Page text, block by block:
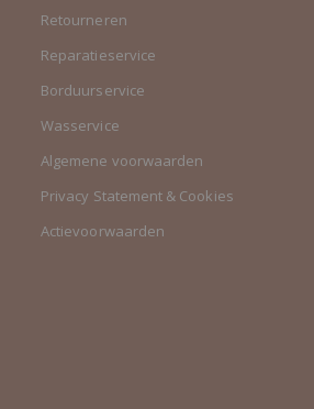
Retourneren
Reparatieservice
Borduurservice
Wasservice
Algemene voorwaarden
Privacy Statement & Cookies
Actievoorwaarden